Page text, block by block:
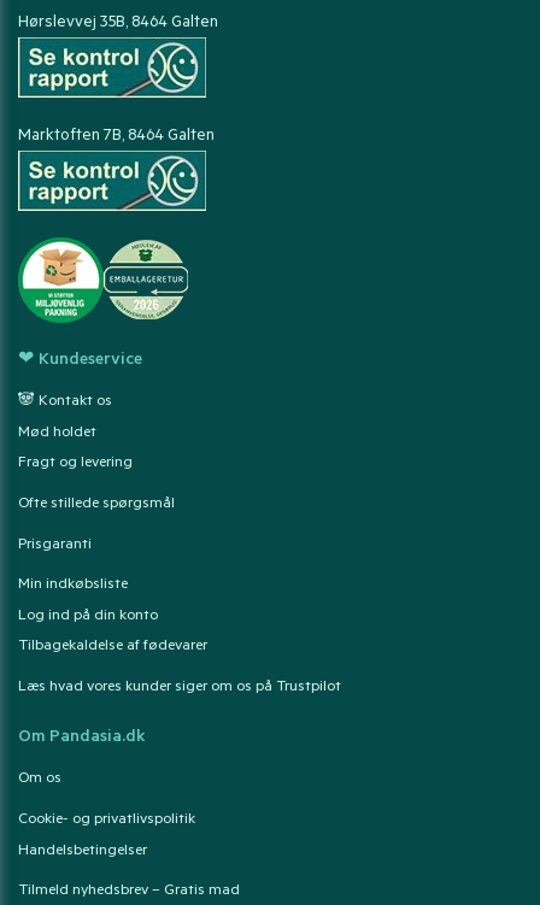
Hørslevvej 35B, 8464 Galten
Marktoften 7B, 8464 Galten
❤ Kundeservice
🐼 Kontakt os
Mød holdet
Fragt og levering
Ofte stillede spørgsmål
Prisgaranti
Min indkøbsliste
Log ind på din konto
Tilbagekaldelse af fødevarer
Læs hvad vores kunder siger om os på Trustpilot
Om Pandasia.dk
Om os
Cookie- og privatlivspolitik
Handelsbetingelser
Tilmeld nyhedsbrev – Gratis mad